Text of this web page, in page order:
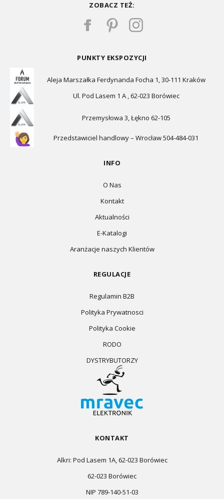
ZOBACZ TEŻ:
PUNKTY EKSPOZYCJI
Aleja Marszałka Ferdynanda Focha 1, 30-111 Kraków
Ul. Pod Lasem 1 A , 62-023 Borówiec
Przemysłowa 3, Łękno 62-105
Przedstawiciel handlowy – Wrocław 504-484-031
INFO
O Nas
Kontakt
Aktualności
E-Katalogi
Aranżacje naszych Klientów
REGULACJE
Regulamin B2B
Polityka Prywatnosci
Polityka Cookie
RODO
DYSTRYBUTORZY
KONTAKT
Alkri: Pod Lasem 1A, 62-023 Borówiec
62-023 Borówiec
NIP 789-140-51-03